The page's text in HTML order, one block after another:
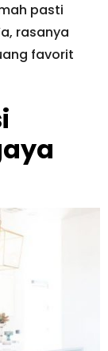
pasti
rasanya
favorit